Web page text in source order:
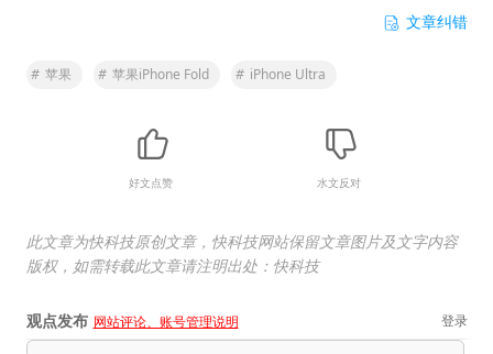
文章纠错
# 苹果 # 苹果iPhone Fold # iPhone Ultra
好文点赞 水文反对
此文章为快科技原创文章，快科技网站保留文章图片及文字内容
版权，如需转载此文章请注明出处：快科技
观点发布 网站评论、账号管理说明 登录